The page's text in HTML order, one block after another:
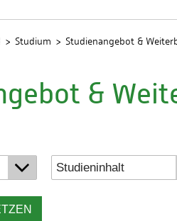
Studium Studienangebot &
&